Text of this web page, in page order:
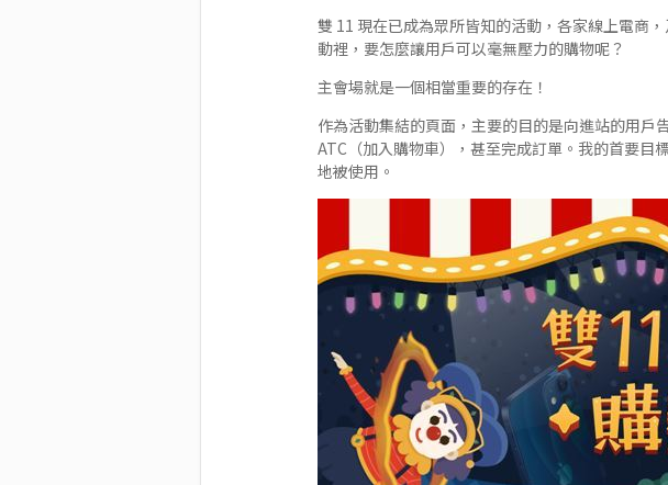
雙 11 現在已成為眾所皆知的活動，各家線上電商
動裡，要怎麼讓用戶可以毫無壓力的購物呢？
主會場就是一個相當重要的存在！
作為活動集結的頁面，主要的目的是向進站的用
ATC（加入購物車），甚至完成訂單。我的首要目
地被使用。